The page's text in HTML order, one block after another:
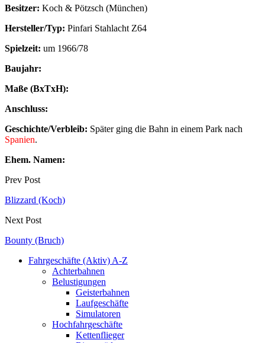
Besitzer: Koch & Pötzsch (München)
Hersteller/Typ: Pinfari Stahlacht Z64
Spielzeit: um 1966/78
Baujahr:
Maße (BxTxH):
Anschluss:
Geschichte/Verbleib: Später ging die Bahn in einem Park nach
Spanien.
Ehem. Namen:
Prev Post
Blizzard (Koch)
Next Post
Bounty (Bruch)
Fahrgeschäfte (Aktiv) A-Z
Achterbahnen
Belustigungen
Geisterbahnen
Laufgeschäfte
Simulatoren
Hochfahrgeschäfte
Kettenflieger